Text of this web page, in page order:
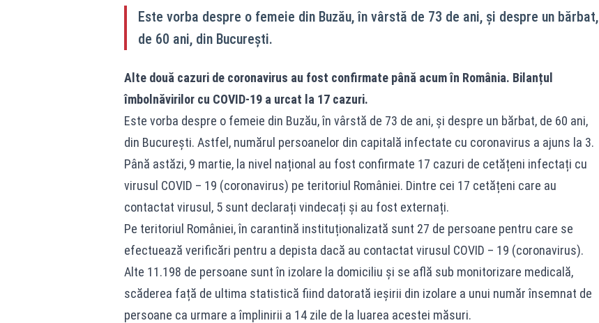
Este vorba despre o femeie din Buzău, în vârstă de 73 de ani, și despre un bărbat,
de 60 ani, din București.
Alte două cazuri de coronavirus au fost confirmate până acum în România. Bilanțul
îmbolnăvirilor cu COVID-19 a urcat la 17 cazuri.
Este vorba despre o femeie din Buzău, în vârstă de 73 de ani, și despre un bărbat, de 60 ani,
din București. Astfel, numărul persoanelor din capitală infectate cu coronavirus a ajuns la 3.
Până astăzi, 9 martie, la nivel național au fost confirmate 17 cazuri de cetățeni infectați cu
virusul COVID – 19 (coronavirus) pe teritoriul României. Dintre cei 17 cetățeni care au
contactat virusul, 5 sunt declarați vindecați și au fost externați.
Pe teritoriul României, în carantină instituționalizată sunt 27 de persoane pentru care se
efectuează verificări pentru a depista dacă au contactat virusul COVID – 19 (coronavirus).
Alte 11.198 de persoane sunt în izolare la domiciliu și se află sub monitorizare medicală,
scăderea față de ultima statistică fiind datorată ieșirii din izolare a unui număr însemnat de
persoane ca urmare a împlinirii a 14 zile de la luarea acestei măsuri.